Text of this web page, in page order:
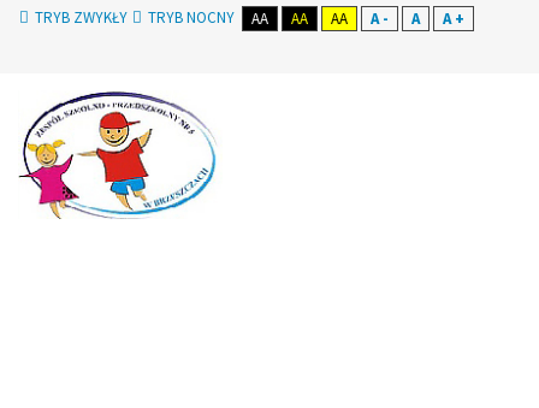
TRYB ZWYKŁY TRYB NOCNY AA AA AA A - A A +